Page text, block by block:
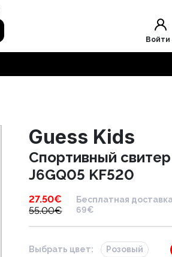
Войти
Guess Kids
Cпортивный свитер
J6GQ05 KF520
27.50€
55.00€
Бесплатная
69€
Выбрать цвет: Розовый